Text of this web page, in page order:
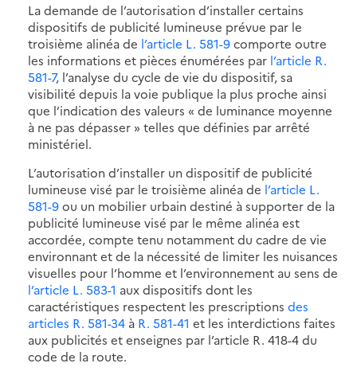
La demande de l’autorisation d’installer certains
dispositifs de publicité lumineuse prévue par le
troisième alinéa de l’article L. 581-9comporte outre
les informations et pièces énumérées par l’article R.
581-7, l’analyse du cycle de vie du dispositif, sa
visibilité depuis la voie publique la plus proche ainsi
que l’indication des valeurs « de luminance moyenne
à ne pas dépasser » telles que définies par arrêté
ministériel.
L’autorisation d’installer un dispositif de publicité
lumineuse visé par le troisième alinéa de l’article L.
581-9ou un mobilier urbain destiné à supporter de la
publicité lumineuse visé par le même alinéa est
accordée, compte tenu notamment du cadre de vie
environnant et de la nécessité de limiter les nuisances
visuelles pour l’homme et l’environnement au sens de
l’article L. 583-1 aux dispositifs dont les
caractéristiques respectent les prescriptions des
articles R. 581-34 à R. 581-41 et les interdictions faites
aux publicités et enseignes par l’article R. 418-4 du
code de la route.